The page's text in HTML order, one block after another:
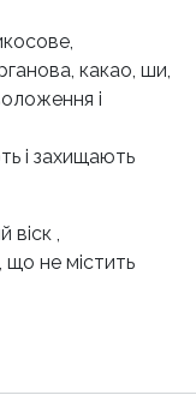
какао, ши,
і
і захищають
віск ,
що не містить